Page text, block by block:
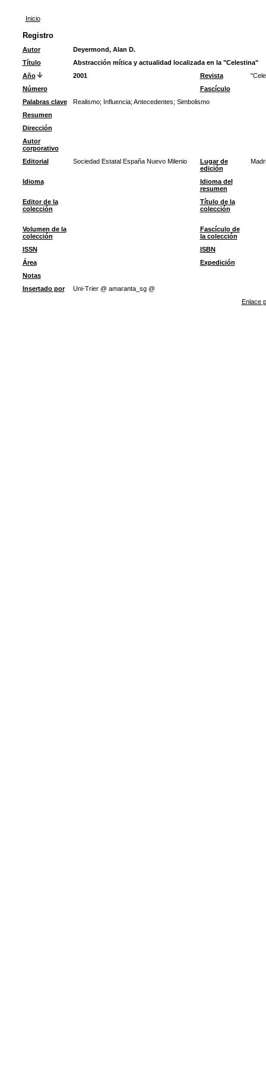
Inicio
Registro
Autor
Deyermond, Alan D.
Título
Abstracción mítica y actualidad localizada en la "Celestina"
Año
2001 Revista
Número
Fascículo
Palabras clave
Realismo; Influencia; Antecedentes; Simbolismo
Resumen
Dirección
Autor
corporativo
Editorial
Sociedad Estatal España Nuevo Milenio
Lugar de
edición
Idioma
Idioma del
resumen
Editor de la
colección
Título de la
colección
Volumen de la
colección
Fascículo de
la colección
ISSN
ISBN
Área
Expedición
Notas
Insertado por
Uni-Trier @ amaranta_sg @
Enlace